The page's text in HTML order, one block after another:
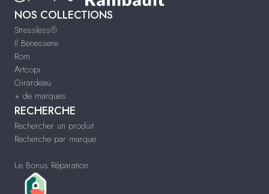
NOS COLLECTIONS
Stressless®
Il Benessere
Rom
Artcopi
Girardeau
+ de marques
RECHERCHE
Rechercher un produit
Recherche par marque
Le Bonus Réparation